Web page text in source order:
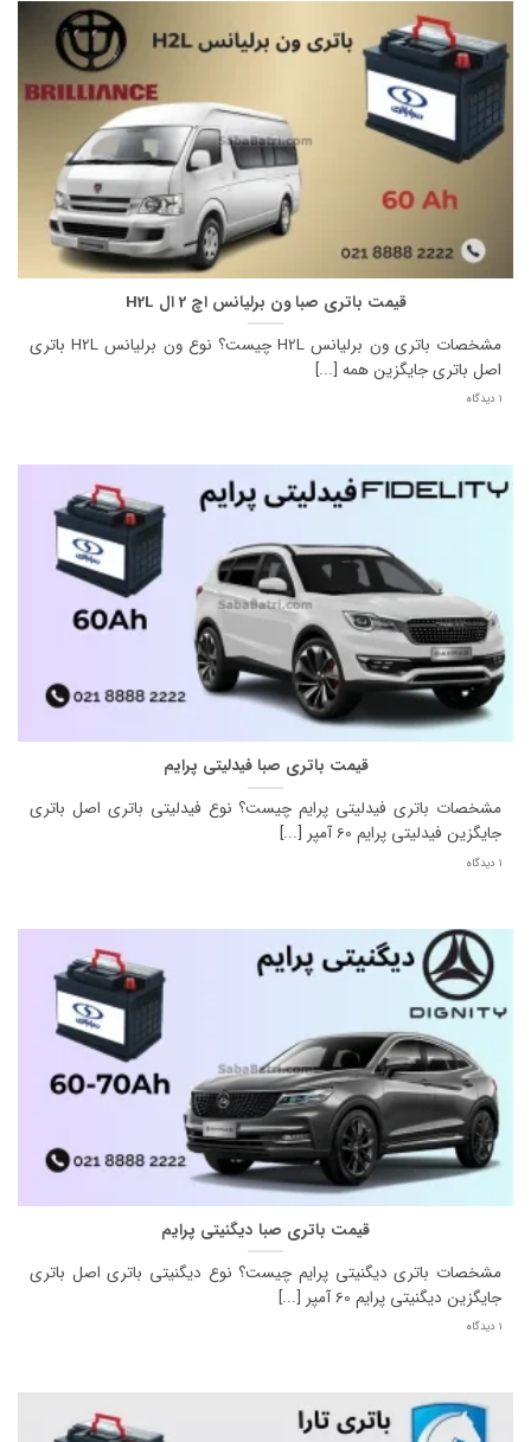
قیمت باتری صبا ون برلیانس اچ 2 ال H2L
مشخصات باتری ون برلیانس H2L چیست؟ نوع ون برلیانس H2L باتری
اصل باتری جایگزین همه [...]
1 دیدگاه
قیمت باتری صبا فیدلیتی پرایم
مشخصات باتری فیدلیتی پرایم چیست؟ نوع فیدلیتی باتری اصل باتری
جایگزین فیدلیتی پرایم 60 آمپر [...]
1 دیدگاه
قیمت باتری صبا دیگنیتی پرایم
مشخصات باتری دیگنیتی پرایم چیست؟ نوع دیگنیتی باتری اصل باتری
جایگزین دیگنیتی پرایم 60 آمپر [...]
1 دیدگاه